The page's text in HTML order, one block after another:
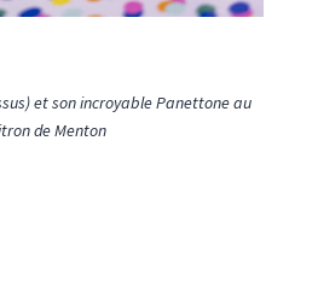
et son incroyable Panettone au
de Menton